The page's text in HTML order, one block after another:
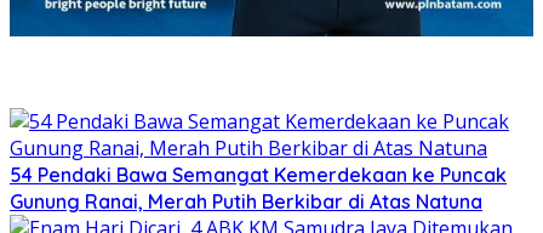
54 Pendaki Bawa Semangat Kemerdekaan ke Puncak
Gunung Ranai, Merah Putih Berkibar di Atas Natuna